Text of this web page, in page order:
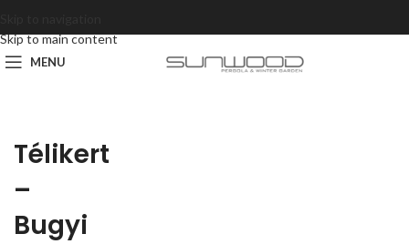
Skip to main content
MENU
Télikert
–
Bugyi